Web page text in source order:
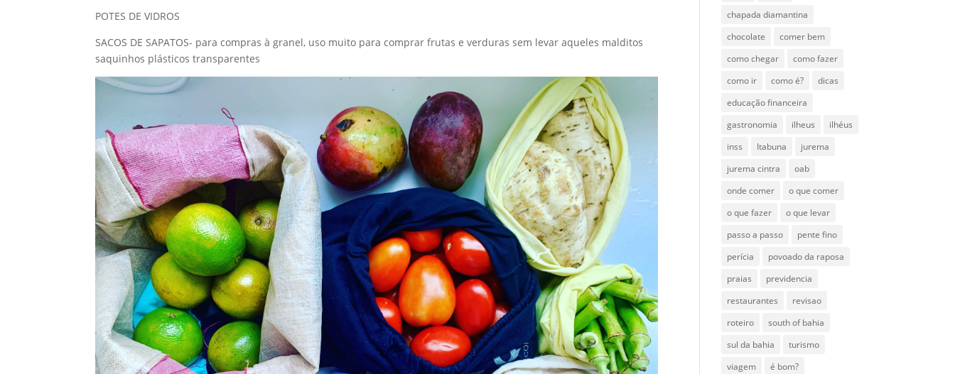
POTES DE VIDROS
SACOS DE SAPATOS- para compras à granel, uso muito para comprar frutas e verduras sem levar aqueles malditos
saquinhos plásticos transparentes
chapada diamantina
chocolate
comer bem
como chegar
como fazer
como ir
como é?
dicas
educação financeira
gastronomia
ilheus
ilhéus
inss
Itabuna
jurema
jurema cintra
oab
onde comer
o que comer
o que fazer
o que levar
passo a passo
pente fino
perícia
povoado da raposa
praias
previdencia
restaurantes
revisao
roteiro
south of bahia
sul da bahia
turismo
viagem
é bom?